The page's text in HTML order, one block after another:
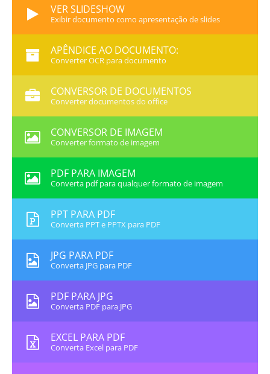
VER SLIDESHOW
Exibir documento como apresentação de slides
APÊNDICE AO DOCUMENTO:
Converter OCR para documento
CONVERSOR DE DOCUMENTOS
Converter documentos do office
CONVERSOR DE IMAGEM
Converter formato de imagem
PDF PARA IMAGEM
Converta pdf para qualquer formato de imagem
PPT PARA PDF
Converta PPT e PPTX para PDF
JPG PARA PDF
Converta JPG para PDF
PDF PARA JPG
Converta PDF para JPG
EXCEL PARA PDF
Converta Excel para PDF